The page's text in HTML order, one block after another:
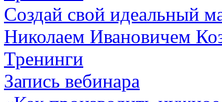
Создай свой идеальный
Николаем Ивановичем
Тренинги
Запись вебинара